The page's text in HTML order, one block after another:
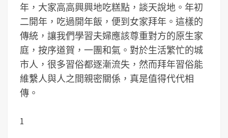
年，大家高高興興地吃糕點，談天說地。年初
二開年，吃過開年飯，便到女家拜年。這樣的
傳統，讓我們學習夫婦應該尊重對方的原生家
庭，按序道賀，一團和氣。對於生活繁忙的城
市人，很多習俗都逐漸流失，然而拜年習俗能
維繫人與人之間親密關係，真是值得代代相
傳。
1